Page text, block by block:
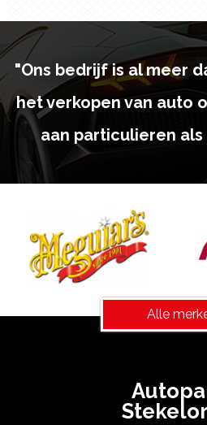
"Ons bedrijf is al meer
het verkopen van auto
aan particulieren
Alle